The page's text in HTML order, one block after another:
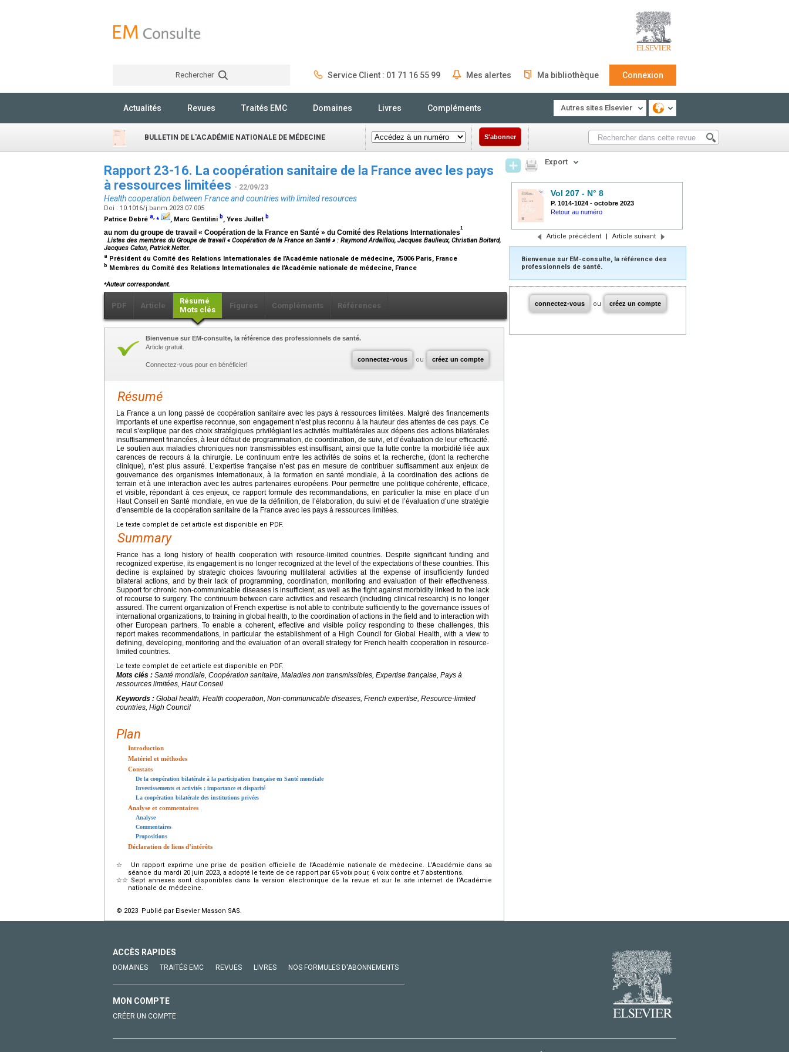
Rechercher Service Client : 01 71 16 55 99 Mes alertes Ma bibliothèque Connexion
Actualités Revues Traités EMC Domaines Livres Compléments Autres sites Elsevier
BULLETIN DE L'ACADÉMIE NATIONALE DE MÉDECINE S'abonner
Rapport 23-16. La coopération sanitaire de la France avec les pays
à ressources limitées - 22/09/23
Health cooperation between France and countries with limited resources
Doi : 10.1016/j.banm.2023.07.005
Patrice Debré a,⁎ , Marc Gentilini b, Yves Juillet b
au nom du groupe de travail « Coopération de la France en Santé » du Comité des Relations Internationales
1
Listes des membres du Groupe de travail « Coopération de la France en Santé » : Raymond Ardaillou, Jacques Baulieux, Christian Boitard,
Jacques Caton, Patrick Netter.
a Président du Comité des Relations Internationales de l’Académie nationale de médecine, 75006 Paris, France
b Membres du Comité des Relations Internationales de l’Académie nationale de médecine, France
⁎Auteur correspondant.
PDF Article
Résumé
Mots clés
Figures Compléments Références
connectez-vous ou créez un compte
Bienvenue sur EM-consulte, la référence des professionnels de santé.
Article gratuit.
Connectez-vous pour en bénéficier!
Résumé
La France a un long passé de coopération sanitaire avec les pays à ressources limitées. Malgré des financements
importants et une expertise reconnue, son engagement n’est plus reconnu à la hauteur des attentes de ces pays. Ce
recul s’explique par des choix stratégiques privilégiant les activités multilatérales aux dépens des actions bilatérales
insuffisamment financées, à leur défaut de programmation, de coordination, de suivi, et d’évaluation de leur efficacité.
Le soutien aux maladies chroniques non transmissibles est insuffisant, ainsi que la lutte contre la morbidité liée aux
carences de recours à la chirurgie. Le continuum entre les activités de soins et la recherche, (dont la recherche
clinique), n’est plus assuré. L’expertise française n’est pas en mesure de contribuer suffisamment aux enjeux de
gouvernance des organismes internationaux, à la formation en santé mondiale, à la coordination des actions de
terrain et à une interaction avec les autres partenaires européens. Pour permettre une politique cohérente, efficace,
et visible, répondant à ces enjeux, ce rapport formule des recommandations, en particulier la mise en place d’un
Haut Conseil en Santé mondiale, en vue de la définition, de l’élaboration, du suivi et de l’évaluation d’une stratégie
d’ensemble de la coopération sanitaire de la France avec les pays à ressources limitées.
Le texte complet de cet article est disponible en PDF.
Summary
France has a long history of health cooperation with resource-limited countries. Despite significant funding and
recognized expertise, its engagement is no longer recognized at the level of the expectations of these countries. This
decline is explained by strategic choices favouring multilateral activities at the expense of insufficiently funded
bilateral actions, and by their lack of programming, coordination, monitoring and evaluation of their effectiveness.
Support for chronic non-communicable diseases is insufficient, as well as the fight against morbidity linked to the lack
of recourse to surgery. The continuum between care activities and research (including clinical research) is no longer
assured. The current organization of French expertise is not able to contribute sufficiently to the governance issues of
international organizations, to training in global health, to the coordination of actions in the field and to interaction with
other European partners. To enable a coherent, effective and visible policy responding to these challenges, this
report makes recommendations, in particular the establishment of a High Council for Global Health, with a view to
defining, developing, monitoring and the evaluation of an overall strategy for French health cooperation in resource-
limited countries.
Le texte complet de cet article est disponible en PDF.
Mots clés : Santé mondiale, Coopération sanitaire, Maladies non transmissibles, Expertise française, Pays à
ressources limitées, Haut Conseil
Keywords : Global health, Health cooperation, Non-communicable diseases, French expertise, Resource-limited
countries, High Council
Plan
Introduction
Matériel et méthodes
Constats
De la coopération bilatérale à la participation française en Santé mondiale
Investissements et activités : importance et disparité
La coopération bilatérale des institutions privées
Analyse et commentaires
Analyse
Commentaires
Propositions
Déclaration de liens d’intérêts
☆
Un rapport exprime une prise de position officielle de l’Académie nationale de médecine. L’Académie dans sa
séance du mardi 20 juin 2023, a adopté le texte de ce rapport par 65 voix pour, 6 voix contre et 7 abstentions.
☆☆ Sept annexes sont disponibles dans la version électronique de la revue et sur le site internet de l’Académie
nationale de médecine.
© 2023 Publié par Elsevier Masson SAS.
Export
Vol 207 - N° 8
P. 1014-1024 - octobre 2023
Retour au numéro
Article précédent | Article suivant
Bienvenue sur EM-consulte, la référence des
professionnels de santé.
connectez-vous ou créez un compte
ACCÈS RAPIDES
DOMAINES TRAITÉS EMC REVUES LIVRES NOS FORMULES D'ABONNEMENTS
MON COMPTE
CRÉER UN COMPTE